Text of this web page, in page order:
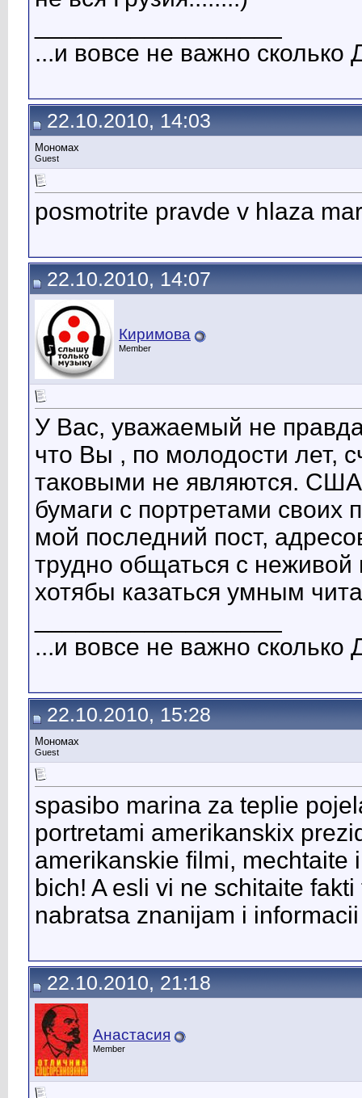
...и вовсе не важно сколько
22.10.2010, 14:03
Мономах
Guest
posmotrite pravde v hlaza
22.10.2010, 14:07
Киримова
Member
У Вас, уважаемый не
что Вы , по молодости лет,
таковыми не являются.
бумаги с портретами своих
мой последний пост,
трудно общаться с
хотябы казаться умным
...и вовсе не важно сколько
22.10.2010, 15:28
Мономах
Guest
spasibo marina za teplie
portretami amerikanskix
amerikanskie filmi, mechtaite
bich! A esli vi ne schitaite
nabratsa znanijam i informacii
22.10.2010, 21:18
Анастасия
Member